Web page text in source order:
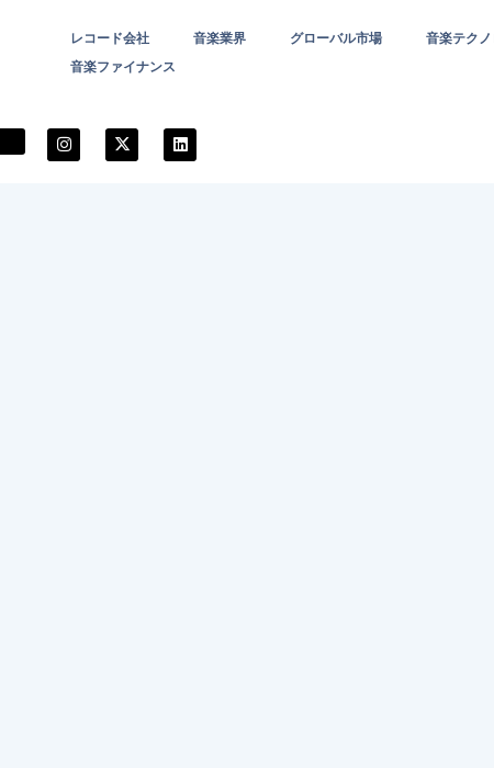
レコード会社 音楽業界 グローバル市場
音楽テク
音楽ファイナンス